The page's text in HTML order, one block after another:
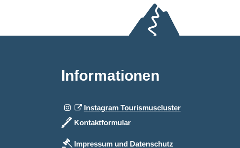
Informationen
Instagram Tourismuscluster
Kontaktformular
Impressum und Datenschutz